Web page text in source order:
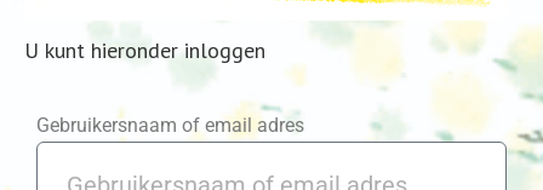
U kunt hieronder inloggen
Gebruikersnaam of email adres